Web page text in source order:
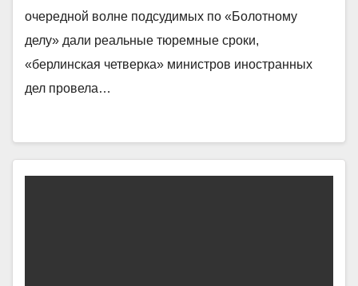
очередной волне подсудимых по «Болотному
делу» дали реальные тюремные сроки,
«берлинская четверка» министров иностранных
дел провела…